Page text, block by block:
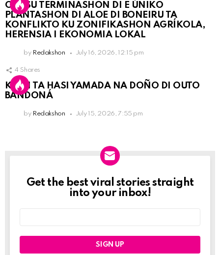
OLB SU TERMINASHON DI E ÚNIKO
PLANTASHON DI ALOE DI BONEIRU TA
KONFLIKTO KU ZONIFIKASHON AGRÍKOLA,
HERENSIA I EKONOMIA LOKAL
by Redakshon July 16, 2026, 12:15 pm
4 Shares
KPCN TA HASI YAMADA NA DOÑO DI OUTO
BANDONÁ
by Redakshon July 15, 2026, 7:55 pm
Newslett
Get the best viral stories straight
into your inbox!